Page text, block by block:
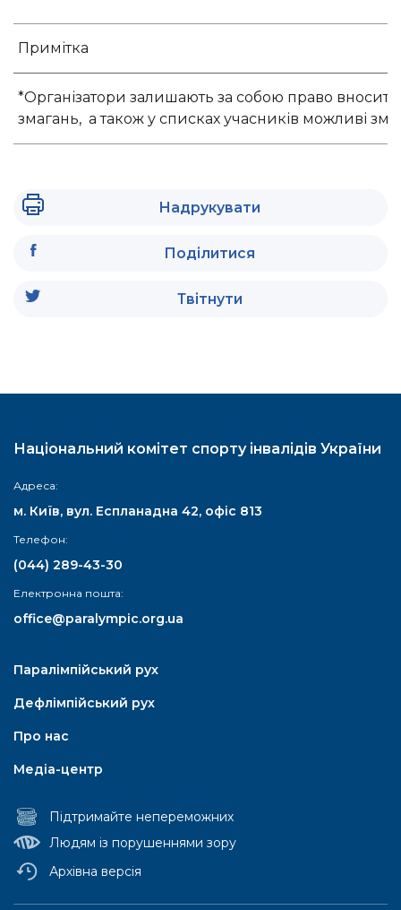
Примітка
*Організатори залишають за собою право
змагань, а також у списках учасників можливі
Надрукувати
Поділитися
Твітнути
Національний комітет спорту інвалідів України
Адреса:
м. Київ, вул. Еспланадна 42, офіс 813
Телефон:
(044) 289-43-30
Електронна пошта:
office@paralympic.org.ua
Паралімпійський рух
Дефлімпійський рух
Про нас
Медіа-центр
Підтримайте непереможних
Людям із порушеннями зору
Архівна версія